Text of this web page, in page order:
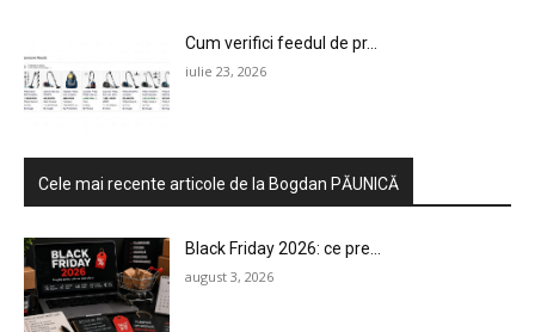
Cum verifici feedul de pr...
iulie 23, 2026
Cele mai recente articole de la Bogdan PĂUNICĂ
Black Friday 2026: ce pre...
august 3, 2026